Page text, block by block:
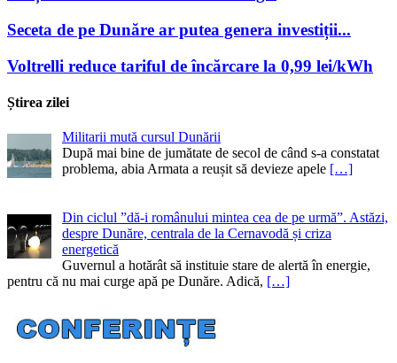
Seceta de pe Dunăre ar putea genera investiții...
Voltrelli reduce tariful de încărcare la 0,99 lei/kWh
Știrea zilei
Militarii mută cursul Dunării
După mai bine de jumătate de secol de când s-a constatat
problema, abia Armata a reușit să devieze apele […]
Din ciclul ”dă-i românului mintea cea de pe urmă”. Astăzi,
despre Dunăre, centrala de la Cernavodă și criza
energetică
Guvernul a hotărât să instituie stare de alertă în energie,
pentru că nu mai curge apă pe Dunăre. Adică, […]